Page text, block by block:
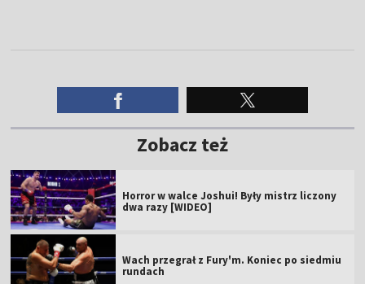
Zobacz też
Horror w walce Joshui! Były mistrz liczony
dwa razy [WIDEO]
Wach przegrał z Fury'm. Koniec po siedmiu
rundach